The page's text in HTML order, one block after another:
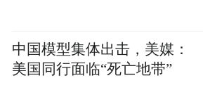
中国模型集体出击，美媒：
美国同行面临“死亡地带”